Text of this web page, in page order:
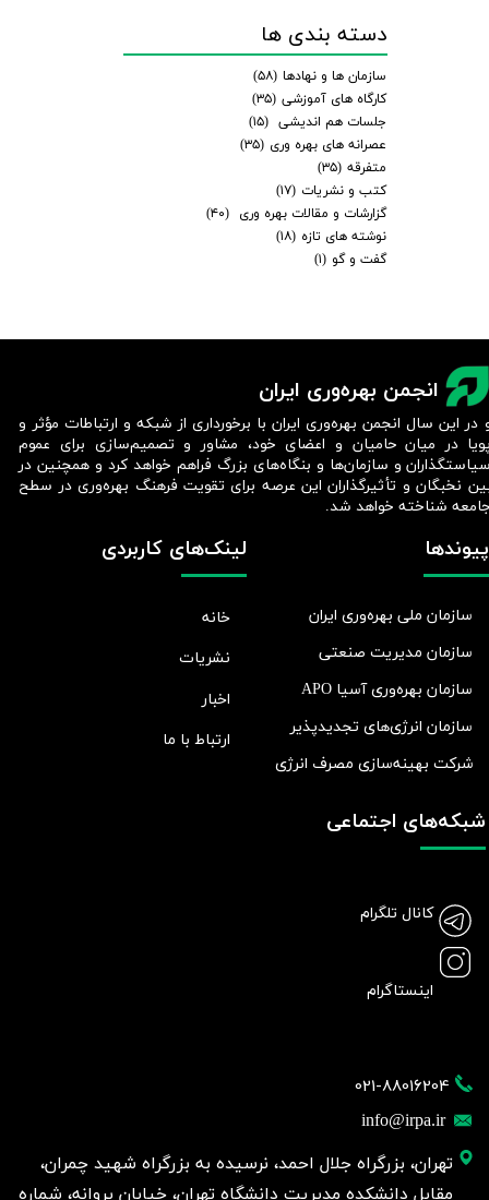
دسته بندی ها
سازمان ها و نهادها (۵۸)
کارگاه های آموزشی (۳۵)
جلسات هم اندیشی (۱۵)
عصرانه های بهره وری (۳۵)
متفرقه (۳۵)
کتب و نشریات (۱۷)
گزارشات و مقالات بهره وری
(۴۰)
نوشته های تازه (۱۸)
گفت و گو (۱)
انجمن بهره‌وری ایران
021-88016204
info@irpa.ir
تهران، بزرگراه جلال احمد، نرسیده به بزرگراه شهید چمران،
مقابل دانشکده مدیریت دانشگاه تهران، خیابان پروانه، شماره
لینک‌های کاربردی
خانه
نشریات
اخبار
ارتباط با ما
پیوندها
سازمان ملی بهره‌وری ایران
سازمان مدیریت صنعتی
سازمان بهره‌وری آسیا APO
سازمان انرژی‌های تجدیدپذیر
شرکت بهينه‌سازی مصرف انرژی
شبکه‌های اجتماعی
کانال تلگرام
اینستاگرام
در این سال انجمن بهره‌وری ایران با برخورداری از شبکه و ارتباطات مؤثر و
در میان حامیان و اعضای خود، مشاور و تصمیم‌سازی برای عموم
و سازمان‌ها و بنگاه‌های بزرگ فراهم خواهد کرد و همچنین در
نخبگان و تأثیرگذاران این عرصه برای تقویت فرهنگ بهره‌وری در سطح
شناخته خواهد شد.​​​​​​​